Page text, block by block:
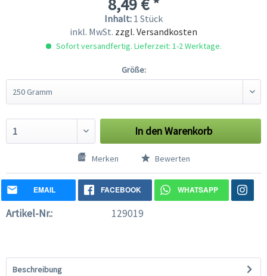
Inhalt: 1 Stück
inkl. MwSt. zzgl. Versandkosten
Sofort versandfertig. Lieferzeit: 1-2 Werktage.
Größe:
In denWarenkorb
Merken Bewerten
EMAIL FACEBOOK WHATSAPP
Artikel-Nr.: 129019
Beschreibung